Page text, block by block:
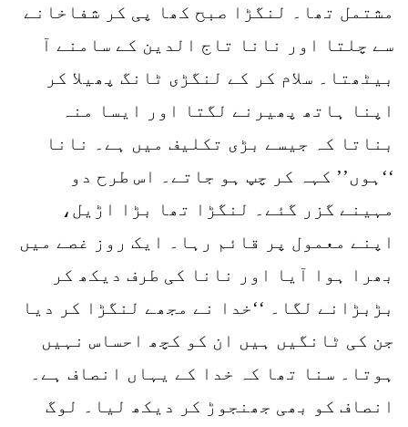
مشتمل تھا۔ لنگڑا صبح کھا پی کر شفاخانے
سے چلتا اور نانا تاج الدین کے سامنے آ
بیٹھتا۔ سلام کر کے لنگڑی ٹانگ پھیلا کر
اپنا ہاتھ پھیرنے لگتا اور ایسا منہ
بناتا کہ جیسے بڑی تکلیف میں ہے۔ نانا
‘‘ہوں’’ کہہ کر چپ ہو جاتے۔ اس طرح دو
مہینے گزر گئے۔ لنگڑا تھا بڑا اڑیل،
اپنے معمول پر قائم رہا۔ ایک روز غصے میں
بھرا ہوا آیا اور نانا کی طرف دیکھ کر
بڑبڑانے لگا۔ ‘‘خدا نے مجھے لنگڑا کر دیا
جن کی ٹانگیں ہیں ان کو کچھ احساس نہیں
ہوتا۔ سنا تھا کہ خدا کے یہاں انصاف ہے۔
انصاف کو بھی جھنجوڑ کر دیکھ لیا۔ لوگ